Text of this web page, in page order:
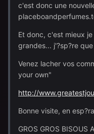
c'est donc une
Et donc, c'est mieux
grandes... j'?sp?re
Venez lacher vos
your own"
http://
Bonne visite, en
GROS GROS BISOUS